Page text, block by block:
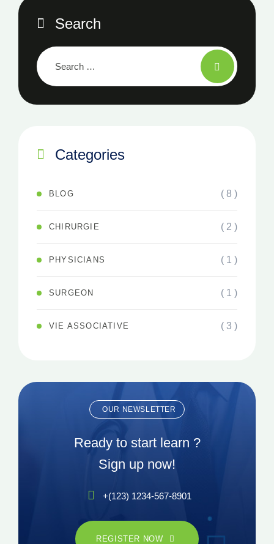
Search
Categories
BLOG ( 8 )
CHIRURGIE ( 2 )
PHYSICIANS ( 1 )
SURGEON ( 1 )
VIE ASSOCIATIVE ( 3 )
OUR NEWSLETTER
Ready to start learn ?
Sign up now!
+(123) 1234-567-8901
REGISTER NOW